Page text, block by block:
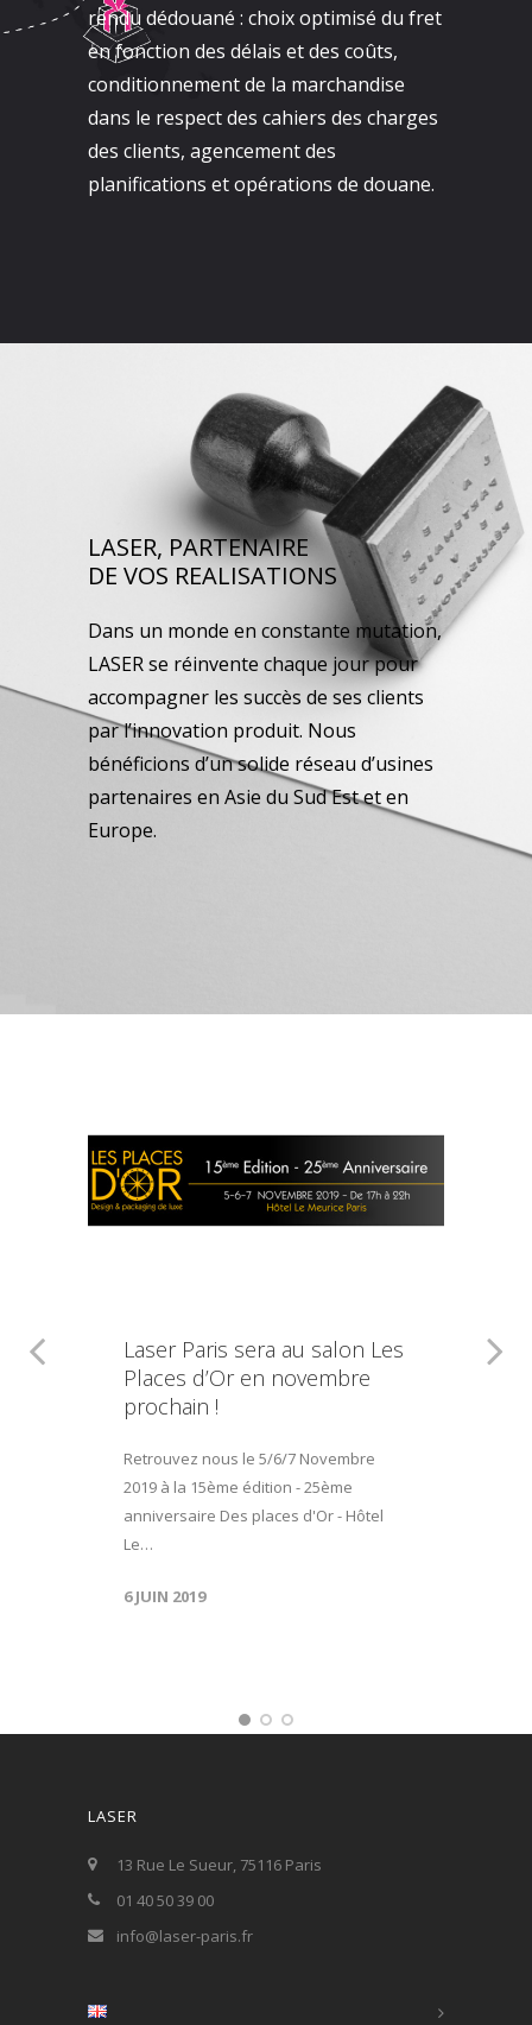
rendu dédouané : choix optimisé du fret
en fonction des délais et des coûts,
conditionnement de la marchandise
dans le respect des cahiers des charges
des clients, agencement des
planifications et opérations de douane.
LASER, PARTENAIRE
DE VOS REALISATIONS
Dans un monde en constante mutation,
LASER se réinvente chaque jour pour
accompagner les succès de ses clients
par l’innovation produit. Nous
bénéficions d’un solide réseau d’usines
partenaires en Asie du Sud Est et en
Europe.
Laser Paris sera au salon Les
Places d’Or en novembre
prochain !
Retrouvez nous le 5/6/7 Novembre
2019 à la 15ème édition - 25ème
anniversaire Des places d'Or - Hôtel
Le…
6 JUIN 2019
LASER
13 Rue Le Sueur, 75116 Paris
01 40 50 39 00
info@laser-paris.fr